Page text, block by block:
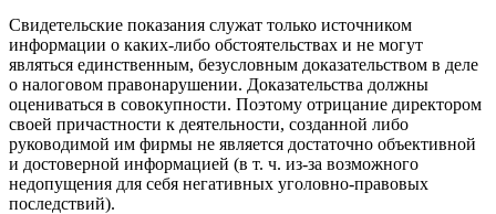
Свидетельские показания служат только источником
информации о каких-либо обстоятельствах и не могут
являться единственным, безусловным доказательством в деле
о налоговом правонарушении. Доказательства должны
оцениваться в совокупности. Поэтому отрицание директором
своей причастности к деятельности, созданной либо
руководимой им фирмы не является достаточно объективной
и достоверной информацией (в т. ч. из-за возможного
недопущения для себя негативных уголовно-правовых
последствий).